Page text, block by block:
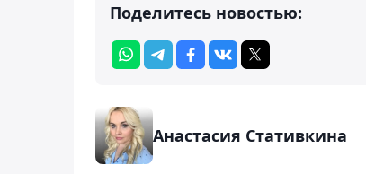
Поделитесь новостью:
Анастасия Стативкина